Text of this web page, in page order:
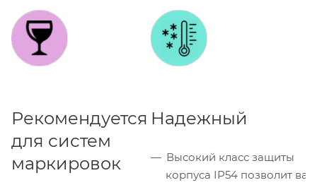
Рекомендуется
для систем
маркировок
Надежный
Высокий класс защиты
корпуса IP54 позволит вам